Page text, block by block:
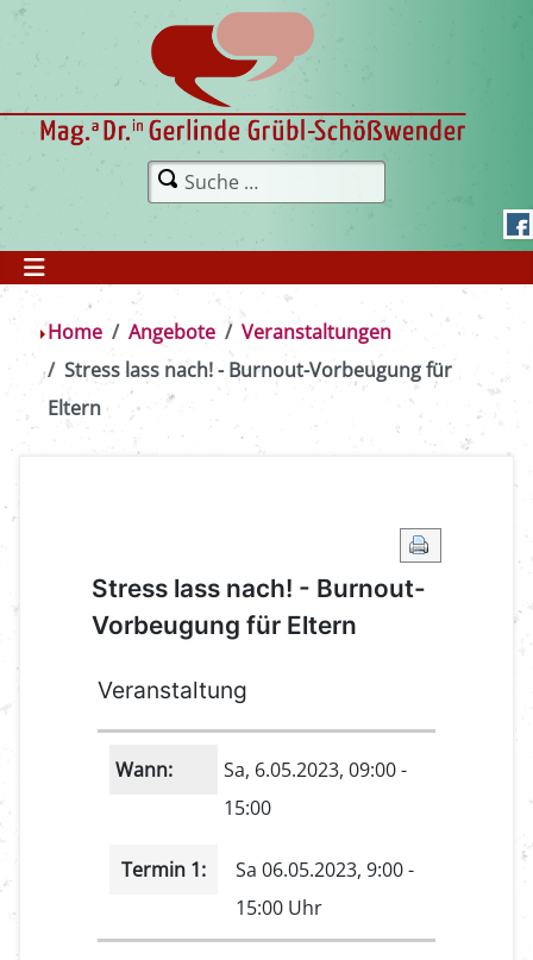
Home Angebote
Veranstaltungen
Stress lass nach! - Burnout-Vorbeugung für
Eltern
Stress lass nach! - Burnout-
Vorbeugung für Eltern
Veranstaltung
Wann: Sa, 6.05.2023, 09:00-
15:00
Termin 1:
Sa 06.05.2023, 9:00 -
15:00 Uhr